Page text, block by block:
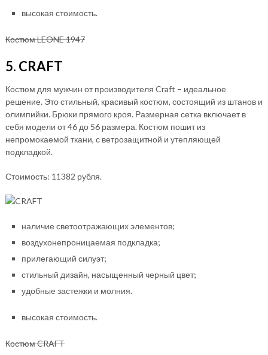
высокая стоимость.
Костюм LEONE 1947
5. CRAFT
Костюм для мужчин от производителя Craft – идеальное
решение. Это стильный, красивый костюм, состоящий из штанов и
олимпийки. Брюки прямого кроя. Размерная сетка включает в
себя модели от 46 до 56 размера. Костюм пошит из
непромокаемой ткани, с ветрозащитной и утепляющей
подкладкой.
Стоимость: 11382 рубля.
наличие светоотражающих элементов;
воздухонепроницаемая подкладка;
прилегающий силуэт;
стильный дизайн, насыщенный черный цвет;
удобные застежки и молния.
высокая стоимость.
Костюм CRAFT